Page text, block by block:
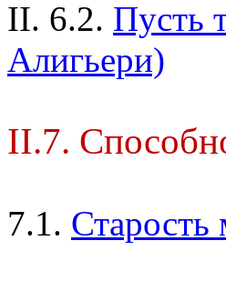
II. 6.2. Пусть
Алигьери)
II.7.
7.1. Старость